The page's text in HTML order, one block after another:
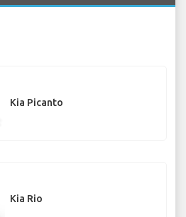
Kia Picanto
Kia Rio